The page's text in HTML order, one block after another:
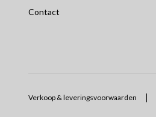
Contact
Verkoop & leveringsvoorwaarden